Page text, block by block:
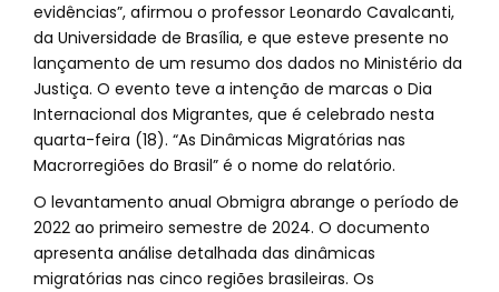
evidências”, afirmou o professor Leonardo Cavalcanti,
da Universidade de Brasília, e que esteve presente no
lançamento de um resumo dos dados no Ministério da
Justiça. O evento teve a intenção de marcas o Dia
Internacional dos Migrantes, que é celebrado nesta
quarta-feira (18). “As Dinâmicas Migratórias nas
Macrorregiões do Brasil” é o nome do relatório.
O levantamento anual Obmigra abrange o período de
2022 ao primeiro semestre de 2024. O documento
apresenta análise detalhada das dinâmicas
migratórias nas cinco regiões brasileiras. Os